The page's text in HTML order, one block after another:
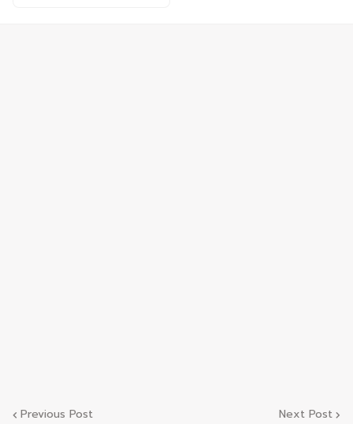
Previous Post Next Post